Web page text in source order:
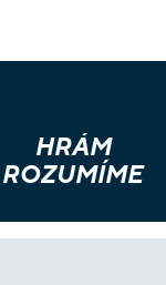
HRÁM
ROZUMÍME